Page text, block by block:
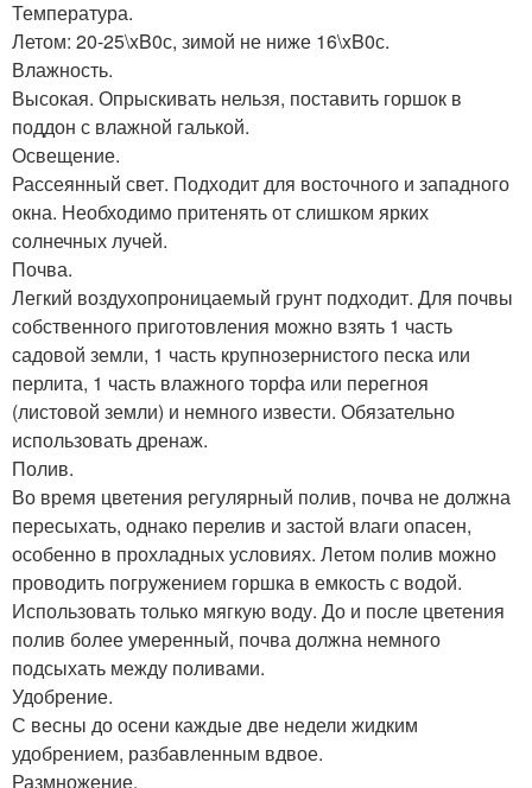
Температура.
Летом: 20-25\xB0с, зимой не ниже 16\xB0с.
Влажность.
Высокая. Опрыскивать нельзя, поставить горшок в
поддон с влажной галькой.
Освещение.
Рассеянный свет. Подходит для восточного и западного
окна. Необходимо притенять от слишком ярких
солнечных лучей.
Почва.
Легкий воздухопроницаемый грунт подходит. Для почвы
собственного приготовления можно взять 1 часть
садовой земли, 1 часть крупнозернистого песка или
перлита, 1 часть влажного торфа или перегноя
(листовой земли) и немного извести. Обязательно
использовать дренаж.
Полив.
Во время цветения регулярный полив, почва не должна
пересыхать, однако перелив и застой влаги опасен,
особенно в прохладных условиях. Летом полив можно
проводить погружением горшка в емкость с водой.
Использовать только мягкую воду. До и после цветения
полив более умеренный, почва должна немного
подсыхать между поливами.
Удобрение.
С весны до осени каждые две недели жидким
удобрением, разбавленным вдвое.
Размножение.